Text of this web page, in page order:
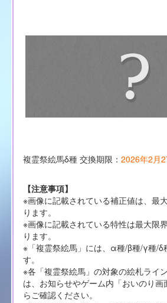
複霊祭絵馬δ種 交換期限： 2026年2月
【注意事項】
※画像に記載されている補正値は、最
ります。
※画像に記載されている特性は最大限
ります。
※「複霊祭絵馬」には、α種/β種/γ種/δ
す。
※各「複霊祭絵馬」の対象の絵札ライ
は、お知らせやゲーム内「おいのり
らご確認ください。